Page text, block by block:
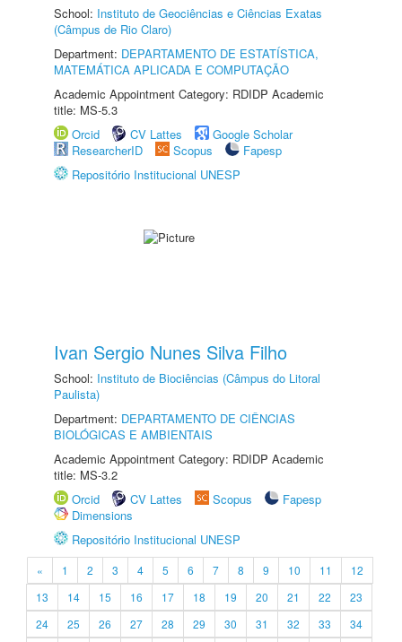
School: Instituto de Geociências e Ciências Exatas
(Câmpus de Rio Claro)
Department: DEPARTAMENTO DE ESTATÍSTICA,
MATEMÁTICA APLICADA E COMPUTAÇÃO
Academic Appointment Category: RDIDP Academic
title: MS-5.3
Orcid
CV Lattes
Google Scholar
ResearcherID
Scopus
Fapesp
Repositório Institucional UNESP
Ivan Sergio Nunes Silva Filho
School: Instituto de Biociências (Câmpus do Litoral
Paulista)
Department: DEPARTAMENTO DE CIÊNCIAS
BIOLÓGICAS E AMBIENTAIS
Academic Appointment Category: RDIDP Academic
title: MS-3.2
Orcid
CV Lattes Scopus
Fapesp
Dimensions
Repositório Institucional UNESP
« 1 2 3 4 5 6 7 8 9 10 11
12
13
14 15 16 17 18 19 20 21 22
23
24
25 26 27 28 29 30 31 32 33
34